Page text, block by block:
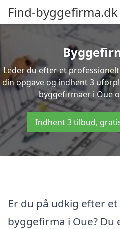
Find-byggefirma.dk
Leder du efter et
din opgave og indhent 3
byggefirmaer i Oue
Indhent 3 tilbud,
Er du på udkig efter
byggefirma i Oue?